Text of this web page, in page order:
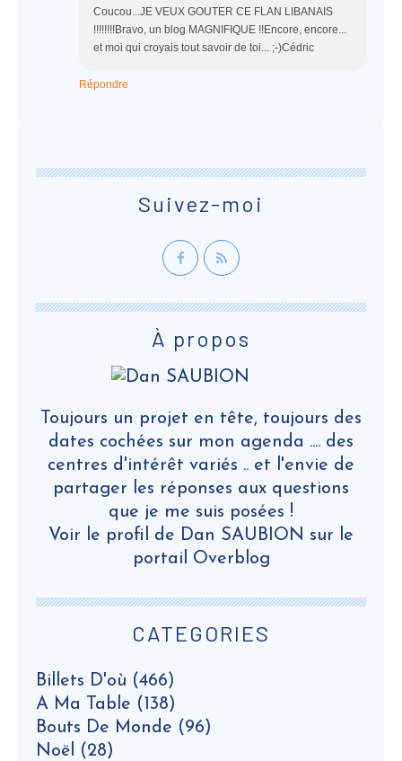
Coucou...JE VEUX GOUTER CE FLAN LIBANAIS
!!!!!!!!Bravo, un blog MAGNIFIQUE !!Encore, encore...
et moi qui croyais tout savoir de toi... ;-)Cédric
Répondre
CATEGORIES
Billets D'où (466)
A Ma Table (138)
Bouts De Monde (96)
Noël (28)
Suivez-moi
À propos
Toujours un projet en tête, toujours des
dates cochées sur mon agenda .... des
centres d'intérêt variés .. et l'envie de
partager les réponses aux questions
que je me suis posées !
Voir le profil de Dan SAUBION sur le
portail Overblog